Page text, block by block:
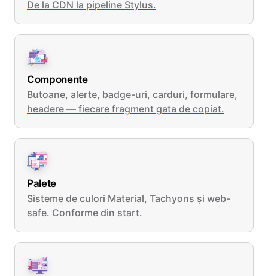
De la CDN la pipeline Stylus.
Componente
Butoane, alerte, badge-uri, carduri, formulare,
headere — fiecare fragment gata de copiat.
Palete
Sisteme de culori Material, Tachyons și web-
safe. Conforme din start.